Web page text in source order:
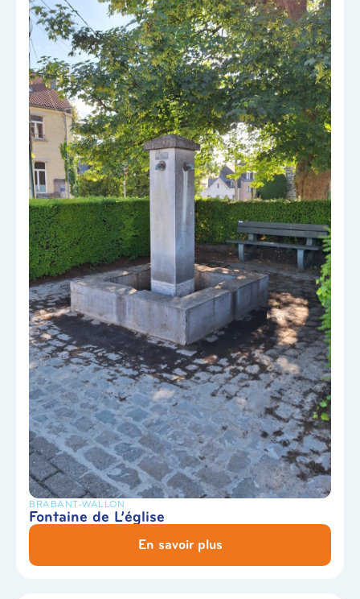
BRABANT-WALLON
Fontaine de L’église
En savoir plus